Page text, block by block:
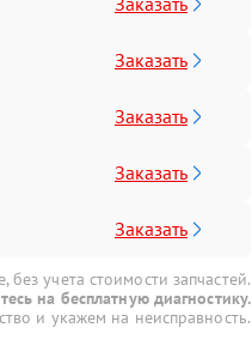
Заказать
Заказать
Заказать
Заказать
учета стоимости запчастей.
на бесплатную диагностику.
и укажем на неисправность.